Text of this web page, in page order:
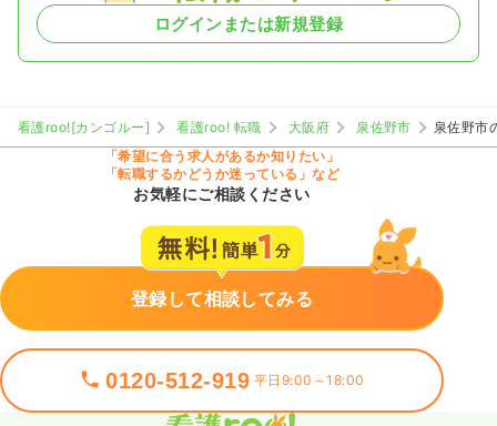
ログインまたは新規登録
看護roo![カンゴルー] 看護roo! 転職 大阪府 泉佐野市
泉佐野市
「希望に合う求人があるか知りたい」
「転職するかどうか迷っている」など
お気軽にご相談ください
登録して相談してみる
0120-512-919 平日9:00～18:00